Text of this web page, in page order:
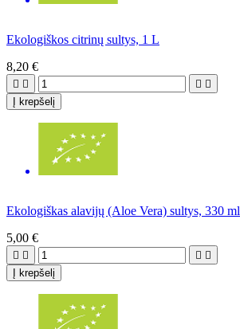
Ekologiškos citrinų sultys, 1 L
8,20 €
   
Į krepšelį
Ekologiškas alavijų (Aloe Vera) sultys, 330 ml
5,00 €
   
Į krepšelį